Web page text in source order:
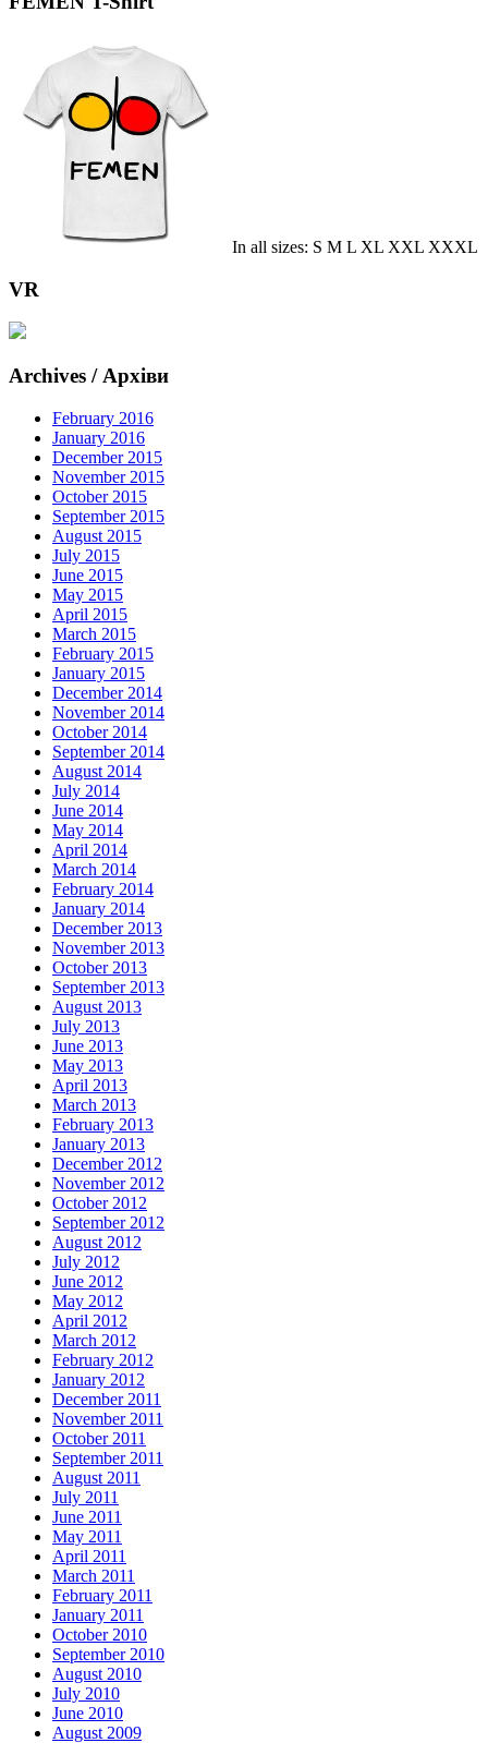
In all sizes: S M L XL XXL XXXL
VR
Archives / Архіви
February 2016
January 2016
December 2015
November 2015
October 2015
September 2015
August 2015
July 2015
June 2015
May 2015
April 2015
March 2015
February 2015
January 2015
December 2014
November 2014
October 2014
September 2014
August 2014
July 2014
June 2014
May 2014
April 2014
March 2014
February 2014
January 2014
December 2013
November 2013
October 2013
September 2013
August 2013
July 2013
June 2013
May 2013
April 2013
March 2013
February 2013
January 2013
December 2012
November 2012
October 2012
September 2012
August 2012
July 2012
June 2012
May 2012
April 2012
March 2012
February 2012
January 2012
December 2011
November 2011
October 2011
September 2011
August 2011
July 2011
June 2011
May 2011
April 2011
March 2011
February 2011
January 2011
October 2010
September 2010
August 2010
July 2010
June 2010
August 2009